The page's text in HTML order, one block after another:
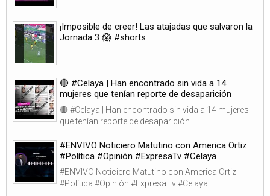
¡Imposible de creer! Las atajadas que salvaron la
Jornada 3 😱 #shorts
🔴 #Celaya | Han encontrado sin vida a 14
mujeres que tenían reporte de desaparición
🔴 #Celaya | Han encontrado sin vida a 14 mujeres
que tenían reporte de desaparición
#ENVIVO Noticiero Matutino con America Ortiz
#Política #Opinión #ExpresaTv #Celaya
#ENVIVO Noticiero Matutino con America Ortiz
#Política #Opinión #ExpresaTv #Celaya